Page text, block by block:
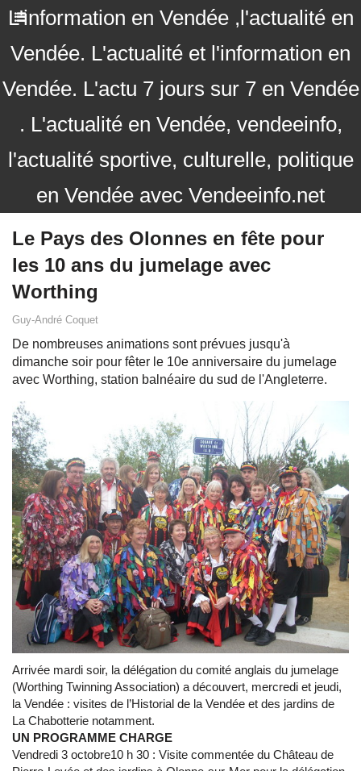
L'information en Vendée ,l'actualité en
Vendée. L'actualité et l'information en
Vendée. L'actu 7 jours sur 7 en Vendée
. L'actualité en Vendée, vendeeinfo,
l'actualité sportive, culturelle, politique
en Vendée avec Vendeeinfo.net
Le Pays des Olonnes en fête pour
les 10 ans du jumelage avec
Worthing
Guy-André Coquet
De nombreuses animations sont prévues jusqu'à
dimanche soir pour fêter le 10e anniversaire du jumelage
avec Worthing, station balnéaire du sud de l'Angleterre.
Arrivée mardi soir, la délégation du comité anglais du jumelage
(Worthing Twinning Association) a découvert, mercredi et jeudi,
la Vendée : visites de l’Historial de la Vendée et des jardins de
La Chabotterie notamment.
UN PROGRAMME CHARGE
Vendredi 3 octobre10 h 30 : Visite commentée du Château de